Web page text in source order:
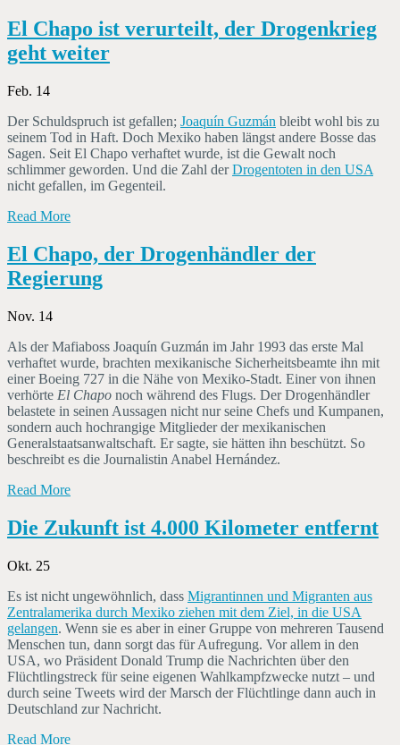
El Chapo ist verurteilt, der Drogenkrieg
geht weiter
Feb. 14
Der Schuldspruch ist gefallen; Joaquín Guzmán bleibt wohl bis zu
seinem Tod in Haft. Doch Mexiko haben längst andere Bosse das
Sagen. Seit El Chapo verhaftet wurde, ist die Gewalt noch
schlimmer geworden. Und die Zahl derDrogentoten in den USA
nicht gefallen, im Gegenteil.
Read More
El Chapo, der Drogenhändler der
Regierung
Nov. 14
Als der Mafiaboss Joaquín Guzmán im Jahr 1993 das erste Mal
verhaftet wurde, brachten mexikanische Sicherheitsbeamte ihn mit
einer Boeing 727 in die Nähe von Mexiko-Stadt. Einer von ihnen
verhörte El Chapo noch während des Flugs. Der Drogenhändler
belastete in seinen Aussagen nicht nur seine Chefs und Kumpanen,
sondern auch hochrangige Mitglieder der mexikanischen
Generalstaatsanwaltschaft. Er sagte, sie hätten ihn beschützt. So
beschreibt es die Journalistin Anabel Hernández.
Read More
Die Zukunft ist 4.000 Kilometer entfernt
Okt. 25
Es ist nicht ungewöhnlich, dass Migrantinnen und Migranten aus
Zentralamerika durch Mexiko ziehen mit dem Ziel, in die USA
gelangen. Wenn sie es aber in einer Gruppe von mehreren Tausend
Menschen tun, dann sorgt das für Aufregung. Vor allem in den
USA, wo Präsident Donald Trump die Nachrichten über den
Flüchtlingstreck für seine eigenen Wahlkampfzwecke nutzt – und
durch seine Tweets wird der Marsch der Flüchtlinge dann auch in
Deutschland zur Nachricht.
Read More